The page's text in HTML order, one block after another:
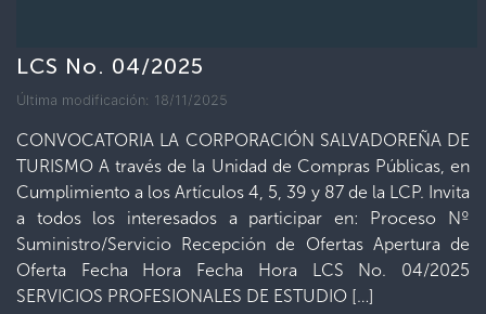
LCS No. 04/2025
Última modificación: 18/11/2025
CONVOCATORIA LA CORPORACIÓN SALVADOREÑA DE
TURISMO A través de la Unidad de Compras Públicas, en
Cumplimiento a los Artículos 4, 5, 39 y 87 de la LCP. Invita
a todos los interesados a participar en: Proceso Nº
Suministro/Servicio Recepción de Ofertas Apertura de
Oferta Fecha Hora Fecha Hora LCS No. 04/2025
SERVICIOS PROFESIONALES DE ESTUDIO […]